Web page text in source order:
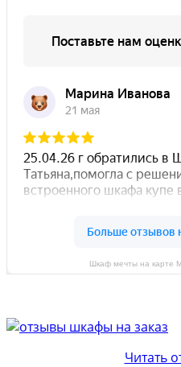
Шкаф мечты на карте
Читать